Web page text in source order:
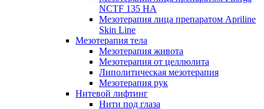
NCTF 135 HA
Мезотерапия лица препаратом Apriline
Skin Line
Мезотерапия тела
Мезотерапия живота
Мезотерапия от целлюлита
Липолитическая мезотерапия
Мезотерапия рук
Нитевой лифтинг
Нити под глаза